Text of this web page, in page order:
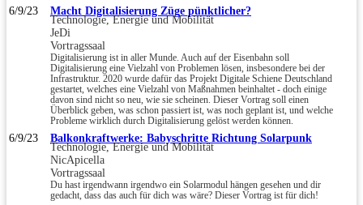
6/9/23 Macht Digitalisierung Züge pünktlicher?
Technologie, Energie und Mobilität
JeDi
Vortragssaal
Digitalisierung ist in aller Munde. Auch auf der Eisenbahn soll
Digitalisierung eine Vielzahl von Problemen lösen, insbesondere bei der
Infrastruktur. 2020 wurde dafür das Projekt Digitale Schiene Deutschland
gestartet, welches eine Vielzahl von Maßnahmen beinhaltet - doch einige
davon sind nicht so neu, wie sie scheinen. Dieser Vortrag soll einen
Überblick geben, was schon passiert ist, was noch geplant ist, und welche
Probleme wirklich durch Digitalisierung gelöst werden können.
6/9/23 Balkonkraftwerke: Babyschritte Richtung Solarpunk
Technologie, Energie und Mobilität
NicApicella
Vortragssaal
Du hast irgendwann irgendwo ein Solarmodul hängen gesehen und dir
gedacht, dass das auch für dich was wäre? Dieser Vortrag ist für dich!